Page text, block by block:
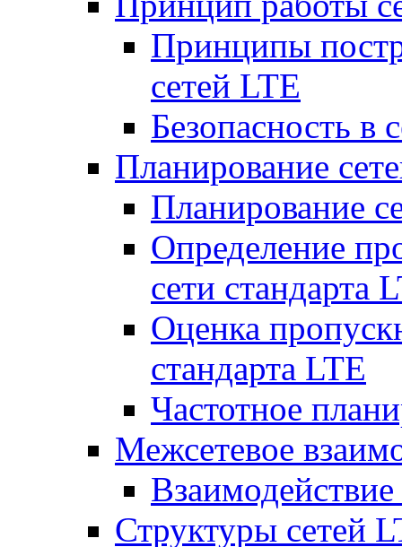
Принципы
сетей LTE
Безопасность в
Планирование
Планирование
Определение
сети стандарта
Оценка
стандарта LTE
Частотное
Межсетевое
Структуры сетей